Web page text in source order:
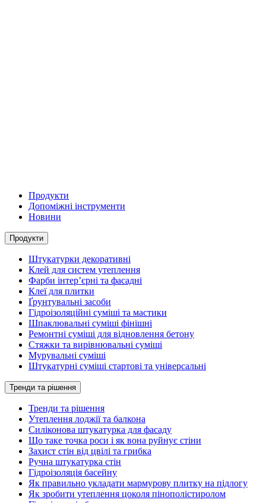
Продукти
Допоміжні інструменти
Новини
Продукти
Штукатурки декоративні
Клей для систем утеплення
Фарби інтер’єрні та фасадні
Клеї для плитки
Ґрунтувальні засоби
Гідроізоляційні суміші та мастики
Шпаклювальні суміші фінішні
Ремонтні суміші для відновлення бетону
Стяжки та вирівнювальні суміші
Мурувальні суміші
Штукатурні суміші стартові та універсальні
Тренди та рішення
Тренди та рішення
Утеплення лоджії та балкона
Силіконова штукатурка для фасаду
Що таке точка роси і як вона руйнує стіни
Захист стін від цвілі та грибка
Ручна штукатурка стін
Гідроізоляція басейну
Як правильно укладати мармурову плитку на підлогу
Як зробити утеплення цоколя пінополістиролом